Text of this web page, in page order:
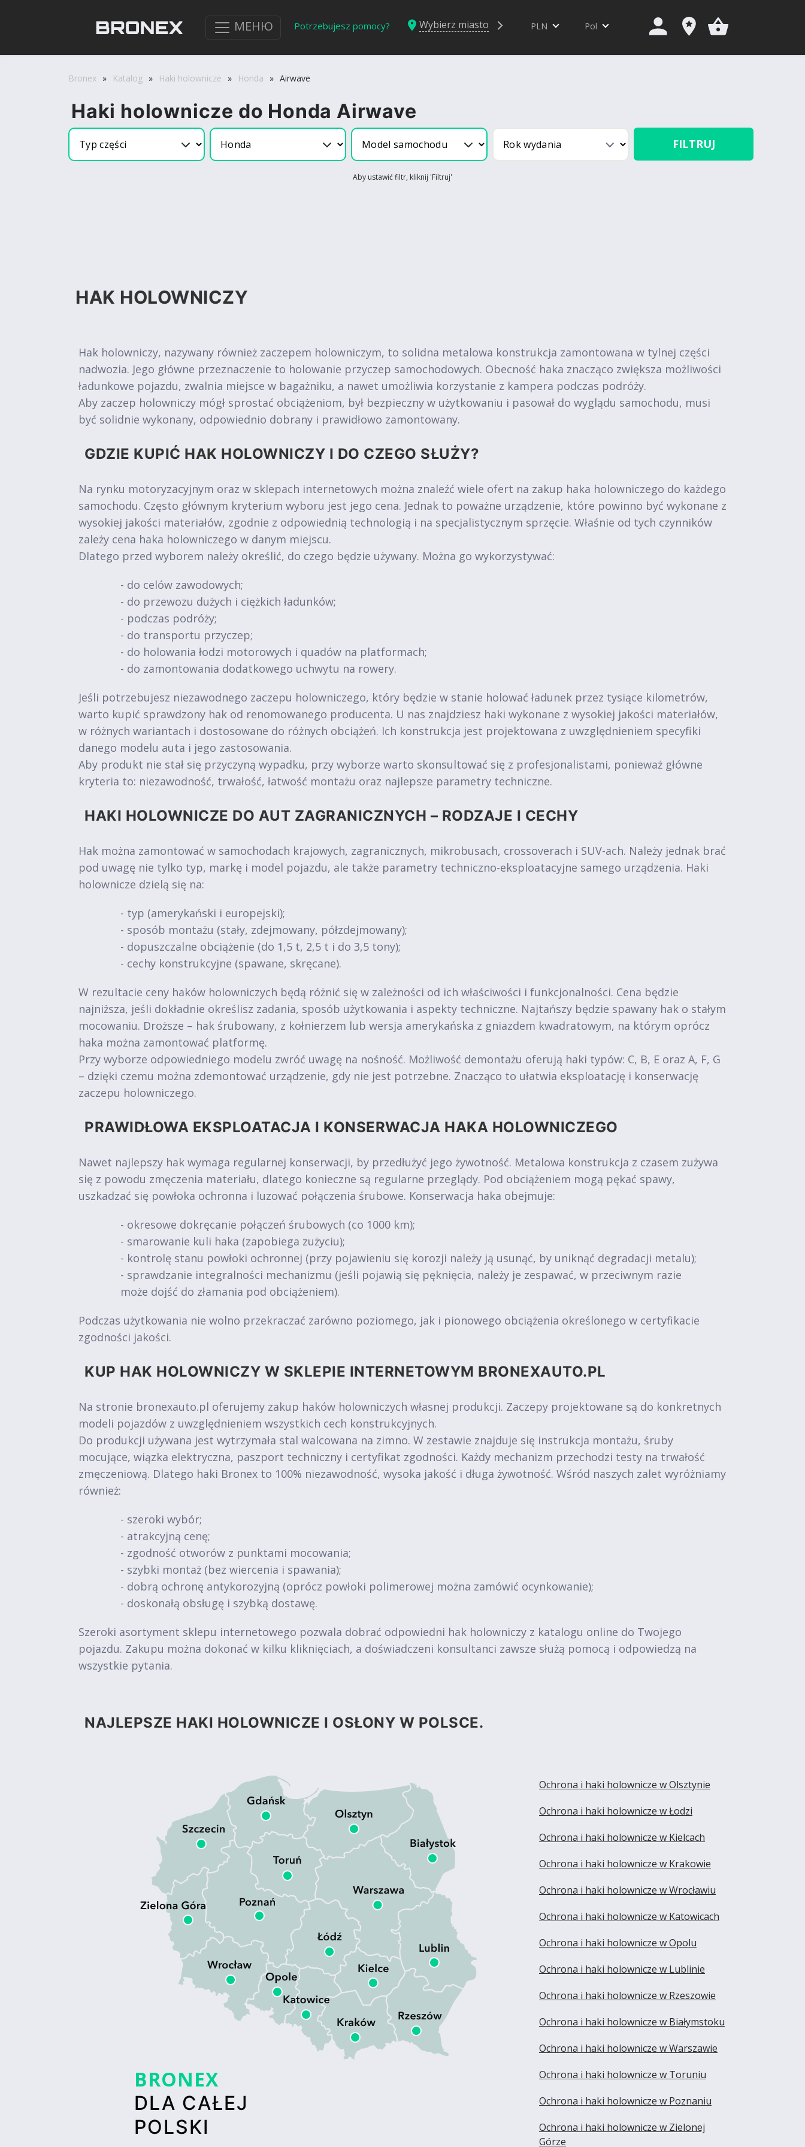
МЕНЮ Potrzebujesz pomocy? Wybierz miasto PLN Pol
Bronex » Katalog » Haki holownicze » Honda » Airwave
Haki holownicze do Honda Airwave
FILTRUJ
Aby ustawić filtr, kliknij 'Filtruj'
HAK HOLOWNICZY
Hak holowniczy, nazywany również zaczepem holowniczym, to solidna metalowa konstrukcja zamontowana w tylnej części
nadwozia. Jego główne przeznaczenie to holowanie przyczep samochodowych. Obecność haka znacząco zwiększa możliwości
ładunkowe pojazdu, zwalnia miejsce w bagażniku, a nawet umożliwia korzystanie z kampera podczas podróży.
Aby zaczep holowniczy mógł sprostać obciążeniom, był bezpieczny w użytkowaniu i pasował do wyglądu samochodu, musi
być solidnie wykonany, odpowiednio dobrany i prawidłowo zamontowany.
GDZIE KUPIĆ HAK HOLOWNICZY I DO CZEGO SŁUŻY?
Na rynku motoryzacyjnym oraz w sklepach internetowych można znaleźć wiele ofert na zakup haka holowniczego do każdego
samochodu. Często głównym kryterium wyboru jest jego cena. Jednak to poważne urządzenie, które powinno być wykonane z
wysokiej jakości materiałów, zgodnie z odpowiednią technologią i na specjalistycznym sprzęcie. Właśnie od tych czynników
zależy cena haka holowniczego w danym miejscu.
Dlatego przed wyborem należy określić, do czego będzie używany. Można go wykorzystywać:
- do celów zawodowych;
- do przewozu dużych i ciężkich ładunków;
- podczas podróży;
- do transportu przyczep;
- do holowania łodzi motorowych i quadów na platformach;
- do zamontowania dodatkowego uchwytu na rowery.
Jeśli potrzebujesz niezawodnego zaczepu holowniczego, który będzie w stanie holować ładunek przez tysiące kilometrów,
warto kupić sprawdzony hak od renomowanego producenta. U nas znajdziesz haki wykonane z wysokiej jakości materiałów,
w różnych wariantach i dostosowane do różnych obciążeń. Ich konstrukcja jest projektowana z uwzględnieniem specyfiki
danego modelu auta i jego zastosowania.
Aby produkt nie stał się przyczyną wypadku, przy wyborze warto skonsultować się z profesjonalistami, ponieważ główne
kryteria to: niezawodność, trwałość, łatwość montażu oraz najlepsze parametry techniczne.
HAKI HOLOWNICZE DO AUT ZAGRANICZNYCH – RODZAJE I CECHY
Hak można zamontować w samochodach krajowych, zagranicznych, mikrobusach, crossoverach i SUV-ach. Należy jednak brać
pod uwagę nie tylko typ, markę i model pojazdu, ale także parametry techniczno-eksploatacyjne samego urządzenia. Haki
holownicze dzielą się na:
- typ (amerykański i europejski);
- sposób montażu (stały, zdejmowany, półzdejmowany);
- dopuszczalne obciążenie (do 1,5 t, 2,5 t i do 3,5 tony);
- cechy konstrukcyjne (spawane, skręcane).
W rezultacie ceny haków holowniczych będą różnić się w zależności od ich właściwości i funkcjonalności. Cena będzie
najniższa, jeśli dokładnie określisz zadania, sposób użytkowania i aspekty techniczne. Najtańszy będzie spawany hak o stałym
mocowaniu. Droższe – hak śrubowany, z kołnierzem lub wersja amerykańska z gniazdem kwadratowym, na którym oprócz
haka można zamontować platformę.
Przy wyborze odpowiedniego modelu zwróć uwagę na nośność. Możliwość demontażu oferują haki typów: C, B, E oraz A, F, G
– dzięki czemu można zdemontować urządzenie, gdy nie jest potrzebne. Znacząco to ułatwia eksploatację i konserwację
zaczepu holowniczego.
PRAWIDŁOWA EKSPLOATACJA I KONSERWACJA HAKA HOLOWNICZEGO
Nawet najlepszy hak wymaga regularnej konserwacji, by przedłużyć jego żywotność. Metalowa konstrukcja z czasem zużywa
się z powodu zmęczenia materiału, dlatego konieczne są regularne przeglądy. Pod obciążeniem mogą pękać spawy,
uszkadzać się powłoka ochronna i luzować połączenia śrubowe. Konserwacja haka obejmuje:
- okresowe dokręcanie połączeń śrubowych (co 1000 km);
- smarowanie kuli haka (zapobiega zużyciu);
- kontrolę stanu powłoki ochronnej (przy pojawieniu się korozji należy ją usunąć, by uniknąć degradacji metalu);
- sprawdzanie integralności mechanizmu (jeśli pojawią się pęknięcia, należy je zespawać, w przeciwnym razie
może dojść do złamania pod obciążeniem).
Podczas użytkowania nie wolno przekraczać zarówno poziomego, jak i pionowego obciążenia określonego w certyfikacie
zgodności jakości.
KUP HAK HOLOWNICZY W SKLEPIE INTERNETOWYM BRONEXAUTO.PL
Na stronie bronexauto.pl oferujemy zakup haków holowniczych własnej produkcji. Zaczepy projektowane są do konkretnych
modeli pojazdów z uwzględnieniem wszystkich cech konstrukcyjnych.
Do produkcji używana jest wytrzymała stal walcowana na zimno. W zestawie znajduje się instrukcja montażu, śruby
mocujące, wiązka elektryczna, paszport techniczny i certyfikat zgodności. Każdy mechanizm przechodzi testy na trwałość
zmęczeniową. Dlatego haki Bronex to 100% niezawodność, wysoka jakość i długa żywotność. Wśród naszych zalet wyróżniamy
również:
- szeroki wybór;
- atrakcyjną cenę;
- zgodność otworów z punktami mocowania;
- szybki montaż (bez wiercenia i spawania);
- dobrą ochronę antykorozyjną (oprócz powłoki polimerowej można zamówić ocynkowanie);
- doskonałą obsługę i szybką dostawę.
Szeroki asortyment sklepu internetowego pozwala dobrać odpowiedni hak holowniczy z katalogu online do Twojego
pojazdu. Zakupu można dokonać w kilku kliknięciach, a doświadczeni konsultanci zawsze służą pomocą i odpowiedzą na
wszystkie pytania.
NAJLEPSZE HAKI HOLOWNICZE I OSŁONY W POLSCE.
BRONEX
DLA CAŁEJ
POLSKI
Ochrona i haki holownicze w Olsztynie
Ochrona i haki holownicze w Łodzi
Ochrona i haki holownicze w Kielcach
Ochrona i haki holownicze w Krakowie
Ochrona i haki holownicze w Wrocławiu
Ochrona i haki holownicze w Katowicach
Ochrona i haki holownicze w Opolu
Ochrona i haki holownicze w Lublinie
Ochrona i haki holownicze w Rzeszowie
Ochrona i haki holownicze w Białymstoku
Ochrona i haki holownicze w Warszawie
Ochrona i haki holownicze w Toruniu
Ochrona i haki holownicze w Poznaniu
Ochrona i haki holownicze w Zielonej
Górze